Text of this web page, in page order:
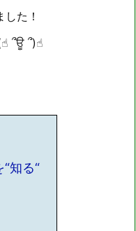
た！
՞ਊ ՞)☝︎
知る“